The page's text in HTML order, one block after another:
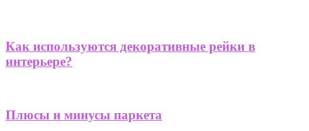
Как используются декоративные рейки в
интерьере?
Плюсы и минусы паркета